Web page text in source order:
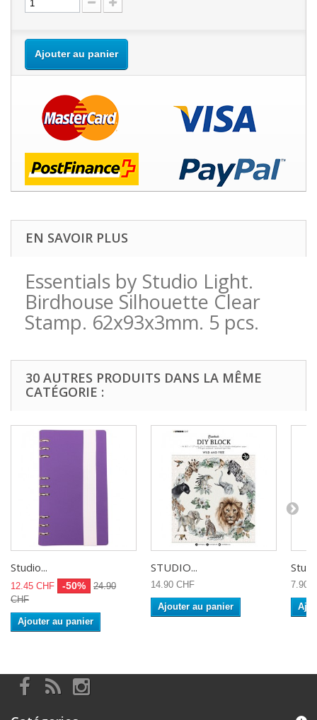
Ajouter au panier
EN SAVOIR PLUS
Essentials by Studio Light.
Birdhouse Silhouette Clear
Stamp. 62x93x3mm. 5 pcs.
30 AUTRES PRODUITS DANS LA MÊME
CATÉGORIE :
Studio...
12.45 CHF -50%
24.90
CHF
Ajouter au panier
STUDIO...
14.90 CHF
Ajouter au panier
7.90